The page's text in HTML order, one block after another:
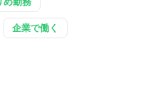
企業で働く